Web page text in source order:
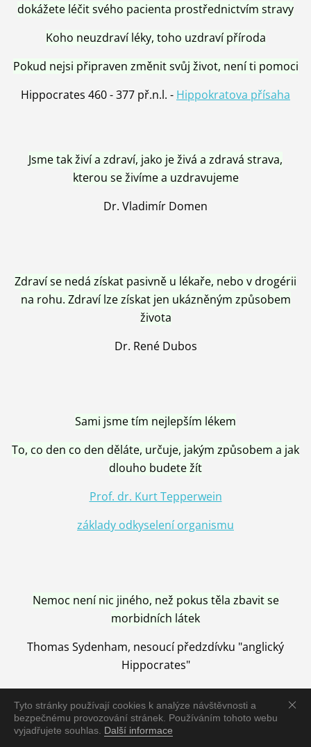
Tyto stránky používají cookies k analýze návštěvnosti a
bezpečnému provozování stránek. Používáním tohoto webu
vyjadřujete souhlas. Další informace
dokážete léčit svého pacienta prostřednictvím stravy
Koho neuzdraví léky, toho uzdraví příroda
Pokud nejsi připraven změnit svůj život, není ti pomoci
Hippocrates 460 - 377 př.n.l. - Hippokratova přísaha
Jsme tak živí a zdraví, jako je živá a zdravá strava,
kterou se živíme a uzdravujeme
Dr. Vladimír Domen
Zdraví se nedá získat pasivně u lékaře, nebo v drogérii
na rohu. Zdraví lze získat jen ukázněným způsobem
života
Dr. René Dubos
Sami jsme tím nejlepším lékem
To, co den co den děláte, určuje, jakým způsobem a jak
dlouho budete žít
Prof. dr. Kurt Tepperwein
základy odkyselení organismu
Nemoc není nic jiného, než pokus těla zbavit se
morbidních látek
Thomas Sydenham, nesoucí předzdívku "anglický
Hippocrates"
Nemoc je vyléčena jen pomocí Přírody, neutralizací a